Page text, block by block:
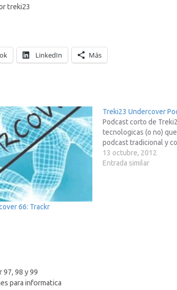
treki23
LinkedIn Más
66: Trackr
Treki23 Undercover
Podcast corto de
tecnologicas (o no)
podcast tradicional y
13 octubre, 2012
Entrada similar
97, 98 y 99
para informatica